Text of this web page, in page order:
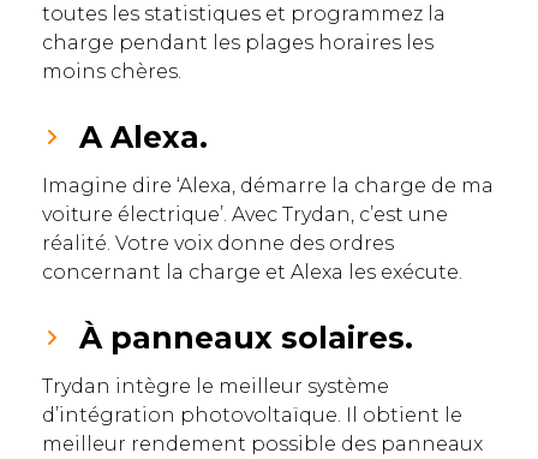
toutes les statistiques et programmez la
charge pendant les plages horaires les
moins chères.
A Alexa.
Imagine dire ‘Alexa, démarre la charge de ma
voiture électrique’. Avec Trydan, c’est une
réalité. Votre voix donne des ordres
concernant la charge et Alexa les exécute.
À panneaux solaires.
Trydan intègre le meilleur système
d’intégration photovoltaïque. Il obtient le
meilleur rendement possible des panneaux